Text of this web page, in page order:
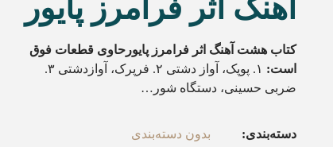
آهنگ اثر فرامرز پایور
کتاب هشت آهنگ اثر فرامرز پایورحاوی قطعات فوق
است:
۱. پوپک،‌ آواز دشتی ۲. فرپرک، آوازدشتی ۳.
ضربی حسینی، دستگاه شور…
دسته‌بندی: بدون دسته‌بندی